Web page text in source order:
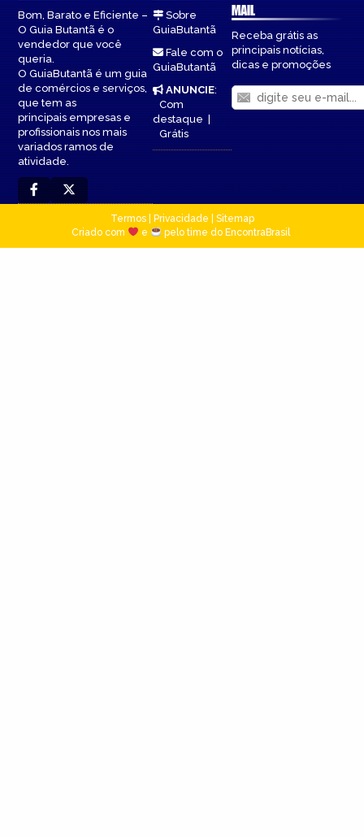
Bom, Barato e Eficiente –
O Guia Butantã é o
vendedor que você
queria.
O GuiaButantã é um guia
de comércios e serviços,
que tem as
principais empresas e
profissionais nos mais
variados ramos de
atividade.
Sobre
GuiaButantã
Fale com o
GuiaButantã
ANUNCIE:
Com
destaque|
Grátis
MAIL
Receba grátis as
principais notícias,
dicas e promoções
Termos| Privacidade
Sitemap
Criado com
e pelo time do EncontraBrasil